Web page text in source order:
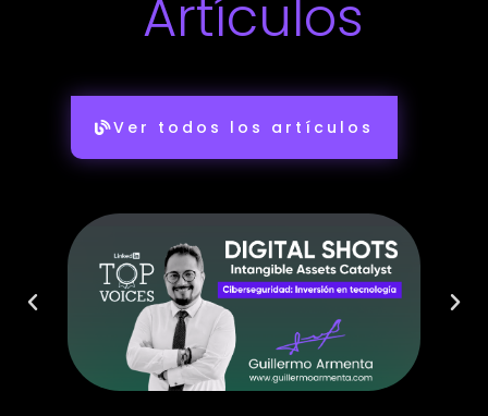
Artículos
Ver todos los artículos